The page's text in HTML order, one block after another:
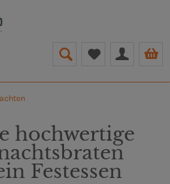
hochwertige
Festessen